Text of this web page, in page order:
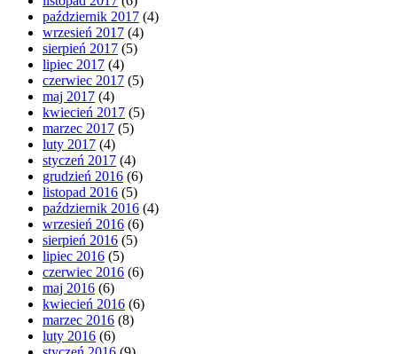
październik 2017 (4)
wrzesień 2017 (4)
sierpień 2017 (5)
lipiec 2017 (4)
czerwiec 2017 (5)
maj 2017 (4)
kwiecień 2017 (5)
marzec 2017 (5)
luty 2017 (4)
styczeń 2017 (4)
grudzień 2016 (6)
listopad 2016 (5)
październik 2016 (4)
wrzesień 2016 (6)
sierpień 2016 (5)
lipiec 2016 (5)
czerwiec 2016 (6)
maj 2016 (6)
kwiecień 2016 (6)
marzec 2016 (8)
luty 2016 (6)